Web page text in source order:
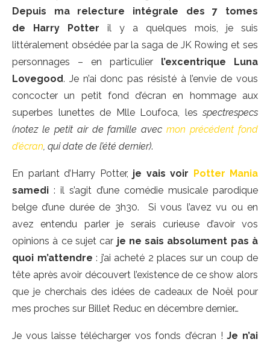
Depuis ma relecture intégrale des 7 tomes
de Harry Potter il y a quelques mois, je suis
littéralement obsédée par la saga de JK Rowing et ses
personnages – en particulier l’excentrique Luna
Lovegood. Je n’ai donc pas résisté à l’envie de vous
concocter un petit fond d’écran en hommage aux
superbes lunettes de Mlle Loufoca, les spectrespecs
(notez le petit air de famille avecmon précédent fond
d’écran, qui date de l’été dernier).
En parlant d’Harry Potter, je vais voir Potter Mania
samedi : il s’agit d’une comédie musicale parodique
belge d’une durée de 3h30. Si vous l’avez vu ou en
avez entendu parler je serais curieuse d’avoir vos
opinions à ce sujet car je ne sais absolument pas à
quoi m’attendre : j’ai acheté 2 places sur un coup de
tête après avoir découvert l’existence de ce show alors
que je cherchais des idées de cadeaux de Noël pour
mes proches sur Billet Reduc en décembre dernier…
Je vous laisse télécharger vos fonds d’écran !Je n’ai